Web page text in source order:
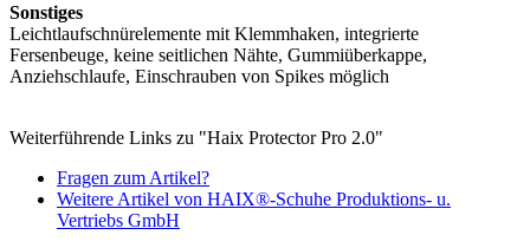
Sonstiges
Leichtlaufschnürelemente mit Klemmhaken, integrierte
Fersenbeuge, keine seitlichen Nähte, Gummiüberkappe,
Anziehschlaufe, Einschrauben von Spikes möglich
Weiterführende Links zu "Haix Protector Pro 2.0"
Fragen zum Artikel?
Weitere Artikel von HAIX®-Schuhe Produktions- u.
Vertriebs GmbH